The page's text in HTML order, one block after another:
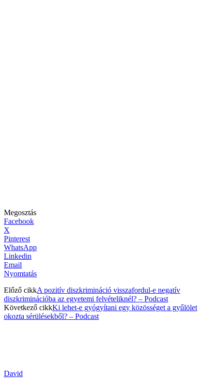
Megosztás
Facebook
X
Pinterest
WhatsApp
Linkedin
Email
Nyomtatás
Előző cikkA pozitív diszkrimináció visszafordul-e negatív
diszkriminációba az egyetemi felvételiknél? – Podcast
Következő cikkKi lehet-e gyógyítani egy közösséget a gyűlölet
okozta sérülésekből? – Podcast
David